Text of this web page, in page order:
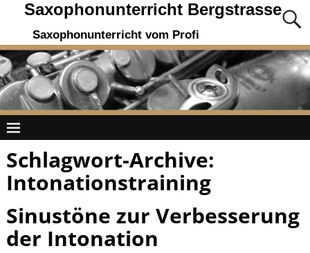
Saxophonunterricht Bergstrasse
Saxophonunterricht vom Profi
Schlagwort-Archive:
Intonationstraining
Sinustöne zur Verbesserung
der Intonation